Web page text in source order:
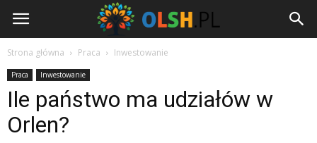
Olsh.pl
Strona główna Praca Inwestowanie
Praca Inwestowanie
Ile państwo ma udziałów w
Orlen?